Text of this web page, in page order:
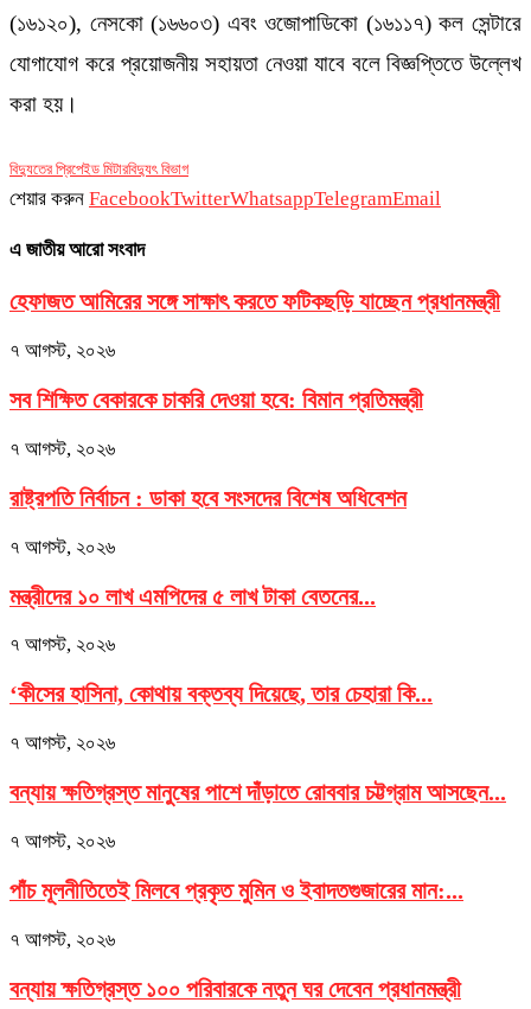
(১৬১২০), নেসকো (১৬৬০৩) এবং ওজোপাডিকো (১৬১১৭) কল সেন্টারে
যোগাযোগ করে প্রয়োজনীয় সহায়তা নেওয়া যাবে বলে বিজ্ঞপ্তিতে উল্লেখ
করা হয়।
বিদ্যুতের প্রিপেইড মিটারবিদ্যুৎ বিভাগ
শেয়ার করুন FacebookTwitterWhatsappTelegramEmail
এ জাতীয় আরো সংবাদ
হেফাজত আমিরের সঙ্গে সাক্ষাৎ করতে ফটিকছড়ি যাচ্ছেন প্রধানমন্ত্রী
৭ আগস্ট, ২০২৬
সব শিক্ষিত বেকারকে চাকরি দেওয়া হবে: বিমান প্রতিমন্ত্রী
৭ আগস্ট, ২০২৬
রাষ্ট্রপতি নির্বাচন : ডাকা হবে সংসদের বিশেষ অধিবেশন
৭ আগস্ট, ২০২৬
মন্ত্রীদের ১০ লাখ এমপিদের ৫ লাখ টাকা বেতনের...
৭ আগস্ট, ২০২৬
‘কীসের হাসিনা, কোথায় বক্তব্য দিয়েছে, তার চেহারা কি...
৭ আগস্ট, ২০২৬
বন্যায় ক্ষতিগ্রস্ত মানুষের পাশে দাঁড়াতে রোববার চট্টগ্রাম আসছেন...
৭ আগস্ট, ২০২৬
পাঁচ মূলনীতিতেই মিলবে প্রকৃত মুমিন ও ইবাদতগুজারের মান:...
৭ আগস্ট, ২০২৬
বন্যায় ক্ষতিগ্রস্ত ১০০ পরিবারকে নতুন ঘর দেবেন প্রধানমন্ত্রী